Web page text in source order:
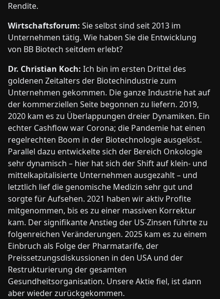
Rendite.
Wirtschaftsforum: Sie selbst sind seit 2013 im
Unternehmen tätig. Wie haben Sie die Entwicklung
von BB Biotech seitdem erlebt?
Dr. Christian Koch: Ich bin im ersten Drittel des
goldenen Zeitalters der Biotechindustrie zum
Unternehmen gekommen. Die ganze Industrie hat auf
der kommerziellen Seite begonnen zu liefern. 2019,
2020 kam es zu Überlappungen dreier Dynamiken. Ein
echter Cashflow war Corona; die Pandemie hat einen
regelrechten Boom in der Biotechnologie ausgelöst.
Parallel dazu entwickelte sich der Bereich Onkologie
sehr dynamisch – hier hat sich der Shift auf klein- und
mittelkapitalisierte Unternehmen ausgezahlt – und
letztlich lief die genomische Medizin sehr gut und
sorgte für Aufsehen. 2021 haben wir aktiv Profite
mitgenommen, bis es zu einer massiven Korrektur
kam. Der signifikante Anstieg der US-Zinsen führte zu
folgenreichen Veränderungen. 2025 kam es zu einem
Einbruch als Folge der Pharmatarife, der
Preissetzungsdiskussionen in den USA und der
Restrukturierung der gesamten
Gesundheitsorganisation. Unsere Aktie fiel, ist dann
aber wieder zurückgekommen.